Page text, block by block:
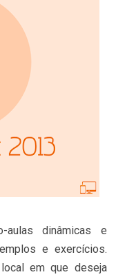
dinâmicas e
e exercícios.
em que deseja